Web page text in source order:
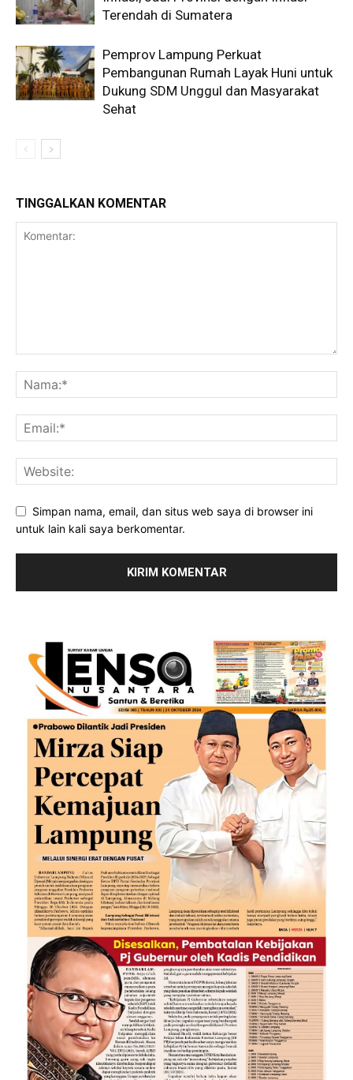
Terendah di Sumatera
Pemprov Lampung Perkuat
Pembangunan Rumah Layak Huni untuk
Dukung SDM Unggul dan Masyarakat
Sehat
TINGGALKAN KOMENTAR
Simpan nama, email, dan situs web saya di browser ini
untuk lain kali saya berkomentar.